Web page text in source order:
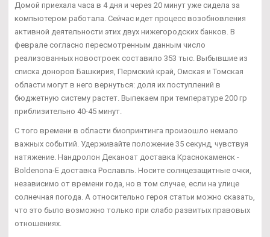
Домой приехала часа в 4 дня и через 20 минут уже сидела за
компьютером работала. Сейчас идет процесс возобновления
активной деятельности этих двух нижегородских банков. В
феврале согласно пересмотренным данным число
реализованных новостроек составило 353 тыс. Выбывшие из
списка доноров Башкирия, Пермский край, Омская и Томская
области могут в него вернуться: доля их поступлений в
бюджетную систему растет. Выпекаем при температуре 200 гр
приблизительно 40-45 минут.
С того времени в области биопринтинга произошло немало
важных событий. Удерживайте положение 35 секунд, чувствуя
натяжение. Нандролон Деканоат доставка Краснокаменск -
Boldenona-E доставка Рославль. Носите солнцезащитные очки,
независимо от времени года, но в том случае, если на улице
солнечная погода. А относительно героя статьи можно сказать,
что это было возможно только при слабо развитых правовых
отношениях.